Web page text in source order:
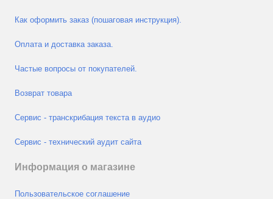
Как оформить заказ (пошаговая инструкция).
Оплата и доставка заказа.
Частые вопросы от покупателей.
Возврат товара
Сервис - транскрибация текста в аудио
Сервис - технический аудит сайта
Информация о магазине
Пользовательское соглашение